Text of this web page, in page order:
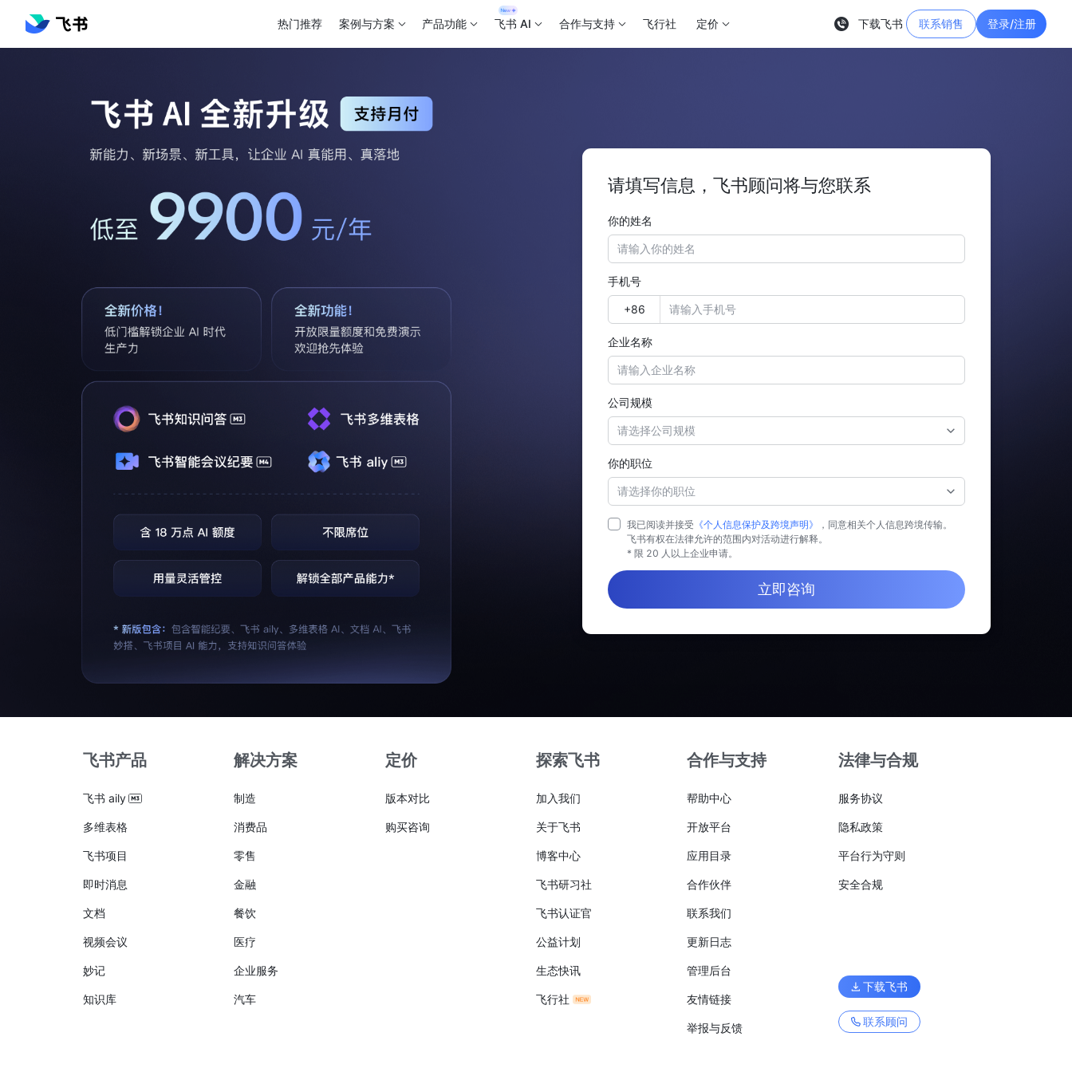
热门推荐 案例与方案 产品功能 飞书 AI 合作与支持 飞行社 定价 下载飞书 联系销售 登录/注册
请填写信息，飞书顾问将与您联系
你的姓名
手机号
企业名称
公司规模
请选择公司规模
你的职位
请选择你的职位
我已阅读并接受 《个人信息保护及跨境声明》
，同意相关个人信息跨境传输。
飞书有权在法律允许的范围内对活动进行解释。
* 限 20 人以上企业申请。
立即咨询
飞书产品
飞书 aily
多维表格
飞书项目
即时消息
文档
视频会议
妙记
知识库
解决方案
制造
消费品
零售
金融
餐饮
医疗
企业服务
汽车
定价
版本对比
购买咨询
探索飞书
加入我们
关于飞书
博客中心
飞书研习社
飞书认证官
公益计划
生态快讯
飞行社
合作与支持
帮助中心
开放平台
应用目录
合作伙伴
联系我们
更新日志
管理后台
友情链接
举报与反馈
法律与合规
服务协议
隐私政策
平台行为守则
安全合规
下载飞书
联系顾问